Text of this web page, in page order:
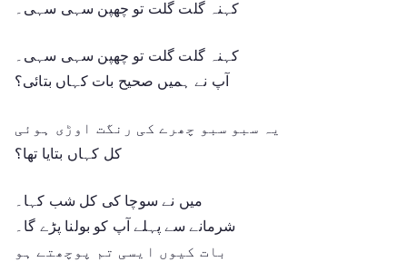
کہنہ گلت گلت تو چھپن سہی سہی۔
کہنہ گلت گلت تو چھپن سہی سہی۔
آپ نے ہمیں صحیح بات کہاں بتائی؟
یہ سبو سبو چھرے کی رنگت اوڑی ہوئی
کل کہاں بتایا تھا؟
میں نے سوچا کی کل شب کہا۔
شرمانے سے پہلے آپ کو بولنا پڑے گا۔
بات کیوں ایسی تم پوچھتے ہو